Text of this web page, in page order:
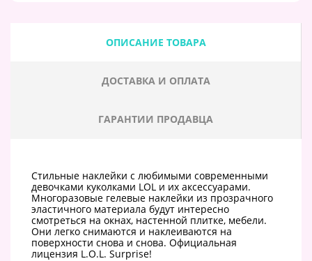
ОПИСАНИЕ ТОВАРА
ДОСТАВКА И ОПЛАТА
ГАРАНТИИ ПРОДАВЦА
Cтильные наклейки с любимыми современными
девочками куколками LOL и их аксессуарами.
Многоразовые гелевые наклейки из прозрачного
эластичного материала будут интересно
смотреться на окнах, настенной плитке, мебели.
Они легко снимаются и наклеиваются на
поверхности снова и снова. Официальная
лицензия L.O.L. Surprise!